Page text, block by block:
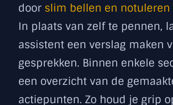
door slim bellen en notuleren
In plaats van zelf te pennen,
assistent een verslag maken
gesprekken. Binnen enkele
een overzicht van de
actiepunten. Zo houd je grip